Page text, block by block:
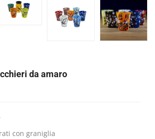
da amaro
con graniglia